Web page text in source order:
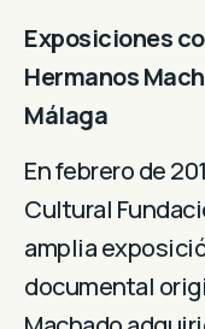
Exposiciones
Hermanos
Málaga
En febrero de
Cultural
amplia
documental